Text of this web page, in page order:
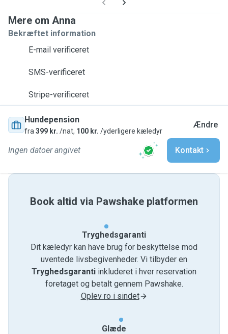
Mere om Anna
Bekræftet information
E-mail verificeret
SMS-verificeret
Stripe-verificeret
Hundepension
fra 399 kr. /nat, 100 kr. /yderligere kæledyr
Ændre
Ingen datoer angivet Kontakt
Book altid via Pawshake platformen
Tryghedsgaranti
Dit kæledyr kan have brug for beskyttelse mod
uventede livsbegivenheder. Vi tilbyder en
Tryghedsgaranti inkluderet i hver reservation
foretaget og betalt gennem Pawshake.
Oplev ro i sindet
Glæde